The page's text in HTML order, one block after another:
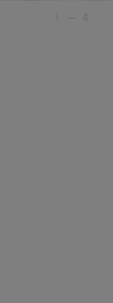
1 — 4